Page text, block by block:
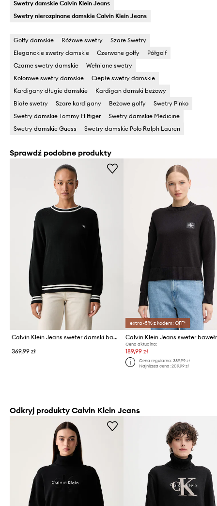
Swetry damskie Calvin Klein Jeans
Swetry nierozpinane damskie Calvin Klein Jeans
Golfy damskie Różowe swetry
Szare Swetry
Eleganckie swetry damskie
Czerwone golfy
Półgolf
Czarne swetry damskie
Wełniane swetry
Kolorowe swetry damskie
Ciepłe swetry damskie
Kardigany długie damskie
Kardigan damski beżowy
Białe swetry
Szare kardigany Beżowe golfy
Swetry Pinko
Swetry damskie Tommy Hilfiger
Swetry damskie Medicine
Swetry damskie Guess
Swetry damskie Polo Ralph Lauren
Sprawdź podobne produkty
Calvin Klein Jeans sweter damski bawełniany
369,99 zł
extra -5% z kodem: OFF*
Calvin Klein Jeans sweter
Cena aktualna:
189,99 zł
Cena regularna: 389,99 zł
Najniższa cena: 209,99 zł
Odkryj produkty Calvin Klein Jeans